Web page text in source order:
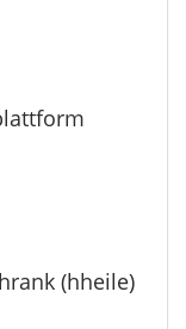
(hheile)